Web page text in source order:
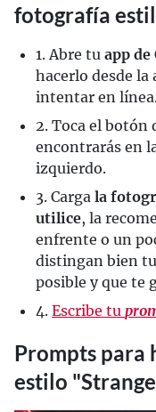
fotografía
1. Abre tu app
hacerlo desde la
intentar en
2. Toca el botón
encontrarás en
izquierdo.
3. Carga la
utilice, la
enfrente o un
distingan bien
posible y que te
4. Escribe tu
Prompts para
estilo